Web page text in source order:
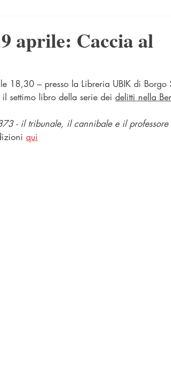
aprile: Caccia al
18,30 – presso la Libreria UBIK di Borgo
settimo libro della serie dei delitti nella
- il tribunale, il cannibale e il professore
qui